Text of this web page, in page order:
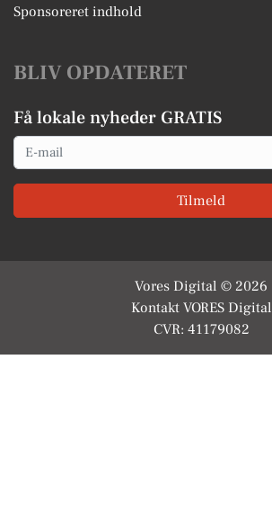
Sponsoreret indhold
BLIV OPDATERET
Få lokale nyheder GRATIS
Email
Tilmeld
Vores Digital © 2026
Kontakt VORES Digital
CVR: 41179082